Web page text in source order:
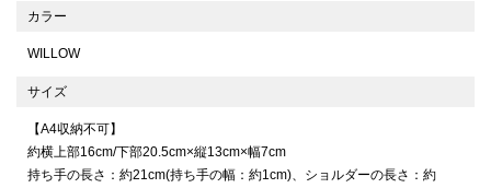
カラー
WILLOW
サイズ
【A4収納不可】
約横上部16cm/下部20.5cm×縦13cm×幅7cm
持ち手の長さ：約21cm(持ち手の幅：約1cm)、ショルダーの長さ：約